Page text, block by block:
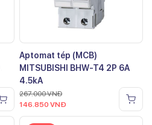
Aptomat tép (MCB)
MITSUBISHI BHW-T4 2P 6A
4.5kA
267.000VNĐ
146.850 VNĐ